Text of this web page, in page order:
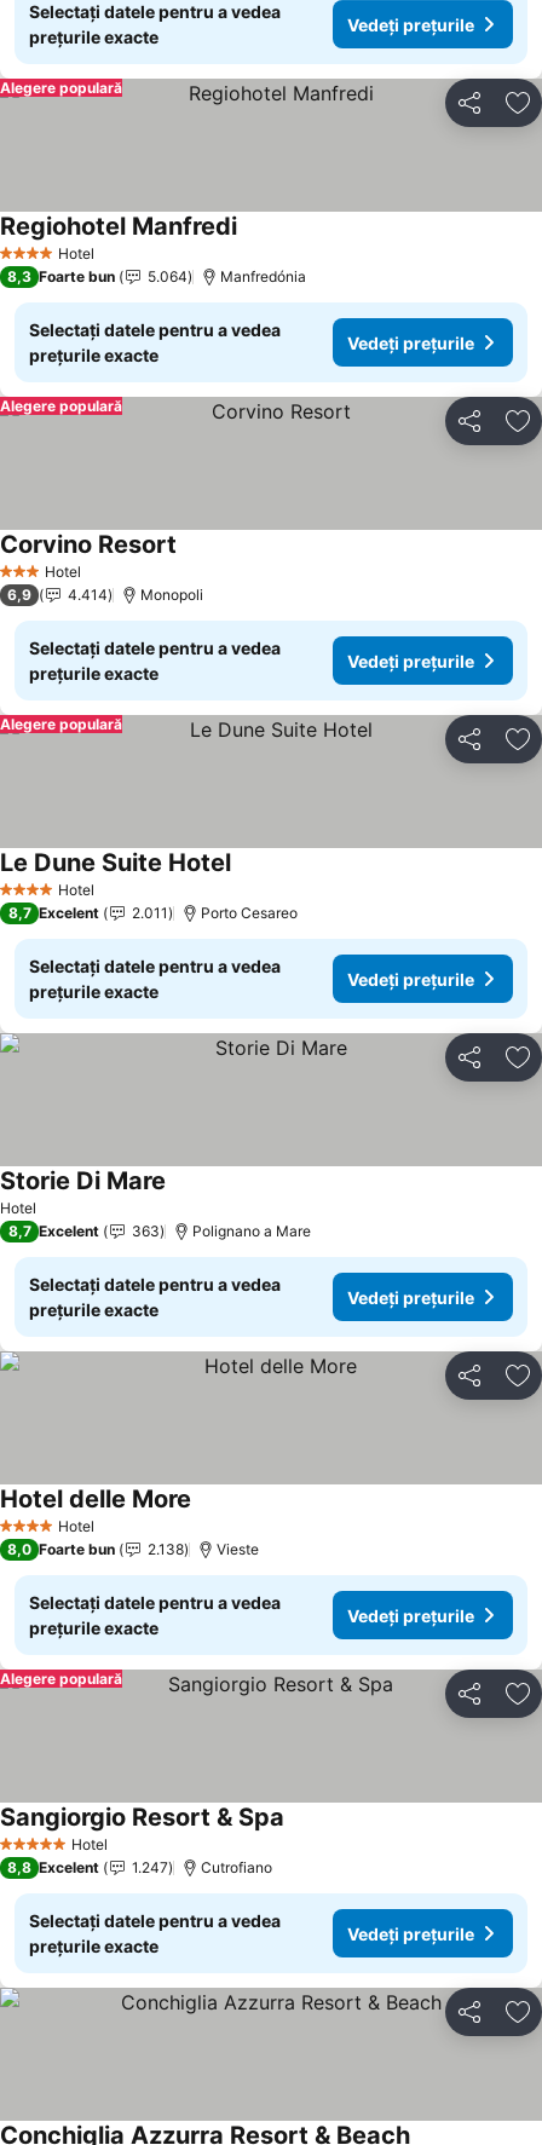
Selectați datele pentru a vedea
prețurile exacte
Vedeți prețurile
Distribuiți
Alegere populară
4 Stele Hotel
Regiohotel ManfrediVedeți prețurile
8,3 Foarte bun 5.064 Manfredónia
Selectați datele pentru a vedea
prețurile exacte
Vedeți prețurile
Distribuiți
Alegere populară
3 SteleHotel
Corvino Resort
6,9 4.414 Monopoli
Selectați datele pentru a vedea
prețurile exacte
Vedeți prețurile
Distribuiți
Alegere populară
4 Stele Hotel
Le Dune Suite HotelVedeți prețurile
8,7 Excelent 2.011 Porto Cesareo
Selectați datele pentru a vedea
prețurile exacte
Vedeți prețurile
Distribuiți
Hotel
Storie Di Mare
8,7 Excelent 363 Polignano a Mare
Selectați datele pentru a vedea
prețurile exacte
Vedeți prețurile
Distribuiți
4 Stele Hotel
Hotel delle More
8,0 Foarte bun 2.138 Vieste
Selectați datele pentru a vedea
prețurile exacte
Vedeți prețurile
Distribuiți
Alegere populară
5 Stele Hotel
Sangiorgio Resort & Spa
8,8 Excelent 1.247 Cutrofiano
Selectați datele pentru a vedea
prețurile exacte
Vedeți prețurile
Distribuiți
Conchiglia Azzurra Resort & Beach